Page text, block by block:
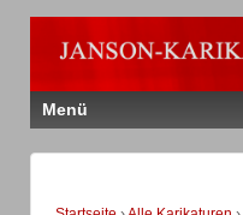
Menü